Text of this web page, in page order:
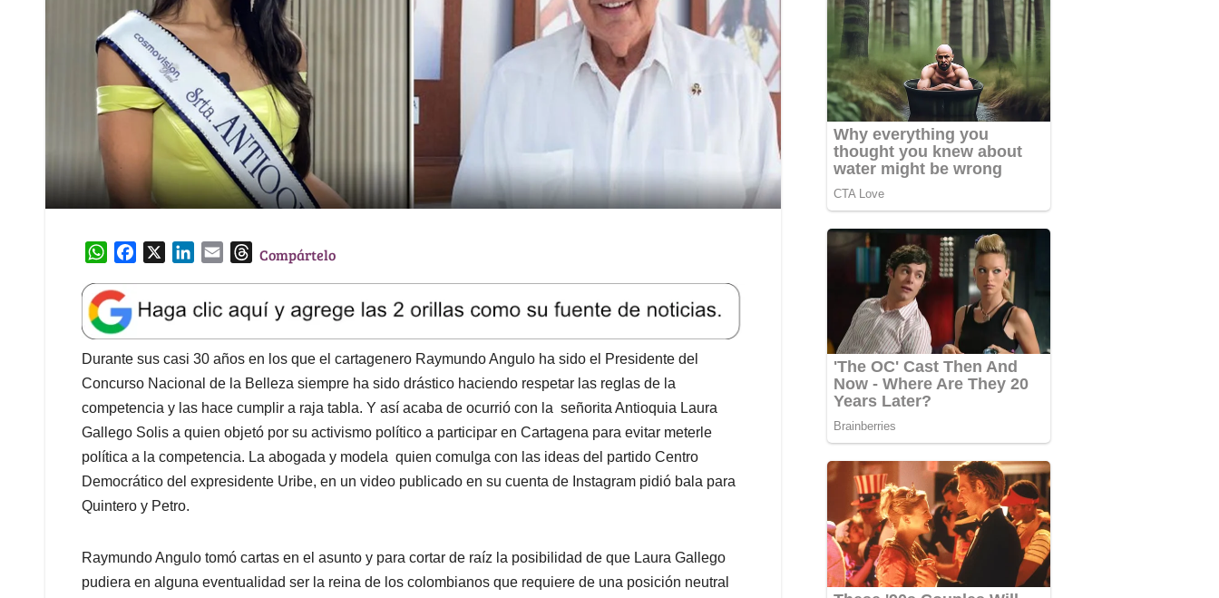
W
a
t
s
A
p
p
e
b
o
o
k
k
e
d
I
n
l
T
e
a
d
s
Compártelo
Durante sus casi 30 años en los que el cartagenero Raymundo Angulo ha sido el Presidente del
Concurso Nacional de la Belleza siempre ha sido drástico haciendo respetar las reglas de la
competencia y las hace cumplir a raja tabla. Y así acaba de ocurrió con la señorita Antioquia Laura
Gallego Solis a quien objetó por su activismo político a participar en Cartagena para evitar meterle
política a la competencia. La abogada y modela quien comulga con las ideas del partido Centro
Democrático del expresidente Uribe, en un video publicado en su cuenta de Instagram pidió bala para
Quintero y Petro.
Raymundo Angulo tomó cartas en el asunto y para cortar de raíz la posibilidad de que Laura Gallego
pudiera en alguna eventualidad ser la reina de los colombianos que requiere de una posición neutral